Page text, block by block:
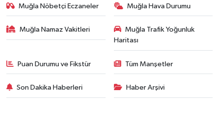
Muğla Nöbetçi Eczaneler Muğla Hava Durumu
Muğla Namaz Vakitleri
Muğla Trafik Yoğunluk
Haritası
Puan Durumu ve Fikstür Tüm Manşetler
Son Dakika Haberleri Haber Arşivi